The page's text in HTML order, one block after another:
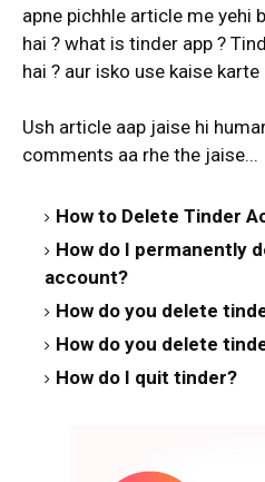
apne pichhle article me yehi
hai ? what is tinder app ?
hai ? aur isko use kaise karte
Ush article aap jaise hi
comments aa rhe the jaise...
How to Delete Tinder
How do I permanently
account?
How do you delete
How do you delete
How do I quit tinder?